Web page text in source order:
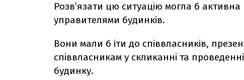
Розв’язати цю ситуацію могла б активна
управителями будинків.
Вони мали б іти до співвласників,
співвласникам у скликанні та
будинку.